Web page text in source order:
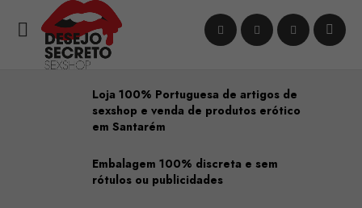

Loja 100% Portuguesa de artigos de
sexshop e venda de produtos erótico
em Santarém
Embalagem 100% discreta e sem
rótulos ou publicidades